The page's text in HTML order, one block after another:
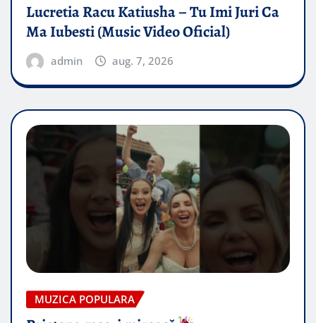
Lucretia Racu Katiusha – Tu Imi Juri Ca
Ma Iubesti (Music Video Oficial)
admin aug. 7, 2026
MUZICA POPULARA